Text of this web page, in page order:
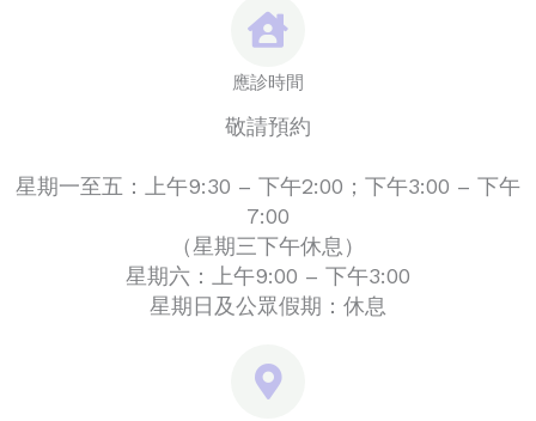
應診時間
敬請預約
星期一至五：上午9:30 – 下午2:00；下午3:00 – 下午
7:00
（星期三下午休息）
星期六：上午9:00 – 下午3:00
星期日及公眾假期：休息